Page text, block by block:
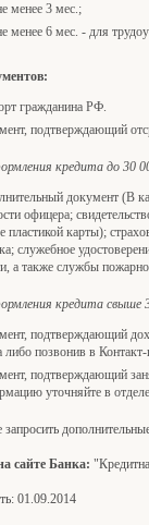
менее 3 мес.;
менее 6 мес. - для
гражданина РФ.
подтверждающий
кредита до 30
документ (В
офицера;
пластикой карты);
служебное
а также службы
кредита свыше
подтверждающий
либо позвонив в
подтверждающий
уточняйте в
запросить
сайте Банка:
01.09.2014